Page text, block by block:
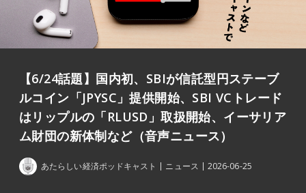
【6/24話題】国内初、SBIが信託型円ステーブ
ルコイン「JPYSC」提供開始、SBI VCトレード
はリップルの「RLUSD」取扱開始、イーサリア
ム財団の新体制など（音声ニュース）
あたらしい経済ポッドキャスト ニュース 2026-06-25